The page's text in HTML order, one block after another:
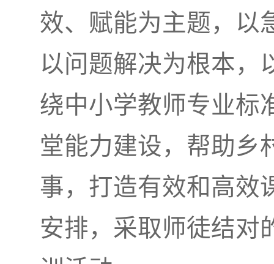
效、赋能为主题，以
以问题解决为根本，
绕中小学教师专业标
堂能力建设，帮助乡
事，打造有效和高效
安排，采取师徒结对